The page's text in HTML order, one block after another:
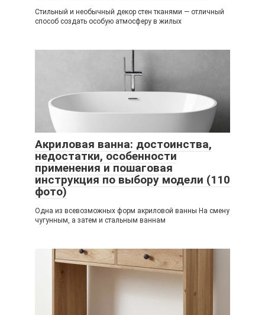
Стильный и необычный декор стен тканями — отличный
способ создать особую атмосферу в жилых
Акриловая ванна: достоинства,
недостатки, особенности
применения и пошаговая
инструкция по выбору модели (110
фото)
Одна из всевозможных форм акриловой ванны На смену
чугунным, а затем и стальным ваннам